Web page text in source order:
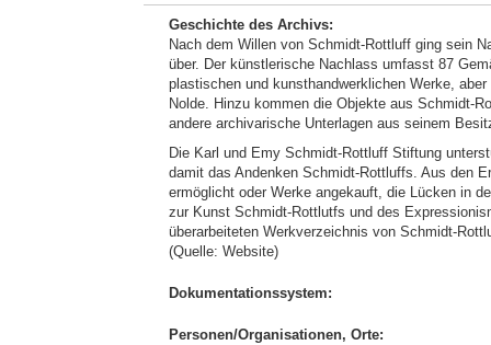
Geschichte des Archivs:
Nach dem Willen von Schmidt-Rottluff ging sein
über. Der künstlerische Nachlass umfasst 87
plastischen und kunsthandwerklichen Werke,
Nolde. Hinzu kommen die Objekte aus Schmidt-
andere archivarische Unterlagen aus seinem
Die Karl und Emy Schmidt-Rottluff Stiftung
damit das Andenken Schmidt-Rottluffs. Aus den
ermöglicht oder Werke angekauft, die Lücken in
zur Kunst Schmidt-Rottlutfs und des
überarbeiteten Werkverzeichnis von Schmidt-
(Quelle: Website)
Dokumentationssystem:
Personen/Organisationen, Orte: